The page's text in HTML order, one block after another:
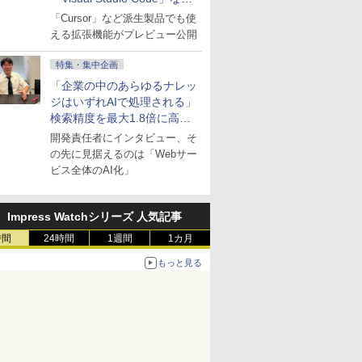
にも開放
「Cursor」など派生製品でも使
える拡張機能がプレビュー公開
特集・集中企画
「企業の中のあらゆるナレッ
ジはいずれAIで処理される」
検索精度を最大1.8倍に高め
た「GMO AI RAG」は無償の
OSS版で「1社1RAG」を目
指す
開発責任者にインタビュー、そ
の先に見据えるのは「Webサー
ビス全体のAI化」
Impress Watchシリーズ 人気記事
24時間 1週間 1カ月
もっと見る